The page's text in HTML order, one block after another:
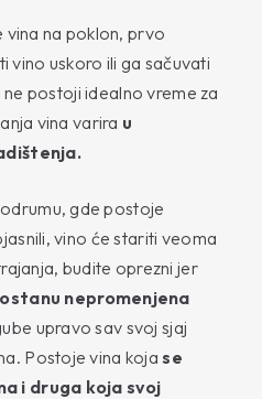
vina na poklon, prvo
vino uskoro ili ga sačuvati
ne postoji idealno vreme za
vina varira u
gde postoje
vino će stariti veoma
budite oprezni jer
ostanu nepromenjena
upravo sav svoj sjaj
Postoje vina kojase
i druga koja svoj